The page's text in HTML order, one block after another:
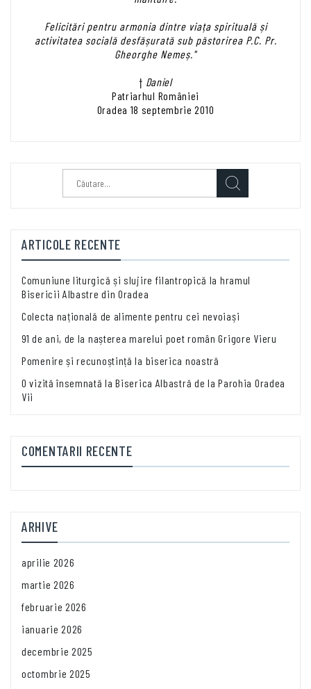
Felicitări pentru armonia dintre viața spirituală și
activitatea socială desfășurată sub păstorirea P.C. Pr.
Gheorghe Nemeș."
† Daniel
Patriarhul României
Oradea 18 septembrie 2010
după:
ARTICOLE RECENTE
Comuniune liturgică și slujire filantropică la hramul
Bisericii Albastre din Oradea
Colecta națională de alimente pentru cei nevoiași
91 de ani, de la nașterea marelui poet român Grigore Vieru
Pomenire și recunoștință la biserica noastră
O vizită însemnată la Biserica Albastră de la Parohia Oradea
Vii
COMENTARII RECENTE
ARHIVE
aprilie 2026
martie 2026
februarie 2026
ianuarie 2026
decembrie 2025
octombrie 2025